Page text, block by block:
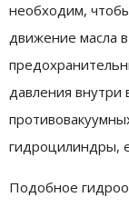
необходим,
движение масла
давления внутри
гидроцилиндры,
Подобное